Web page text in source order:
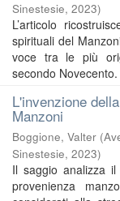
Sinestesie, 2023)
L’articolo
spirituali del
voce tra le più
secondo Novecento.
L'invenzione
Manzoni
Boggione, Valter (
Sinestesie, 2023)
Il saggio analizza
provenienza